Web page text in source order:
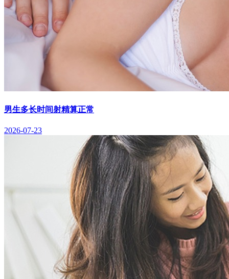
男生多长时间射精算正常
2026-07-23